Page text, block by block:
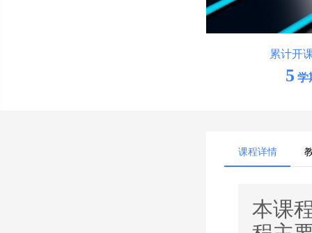
累计开
5 学
课程详情
本课